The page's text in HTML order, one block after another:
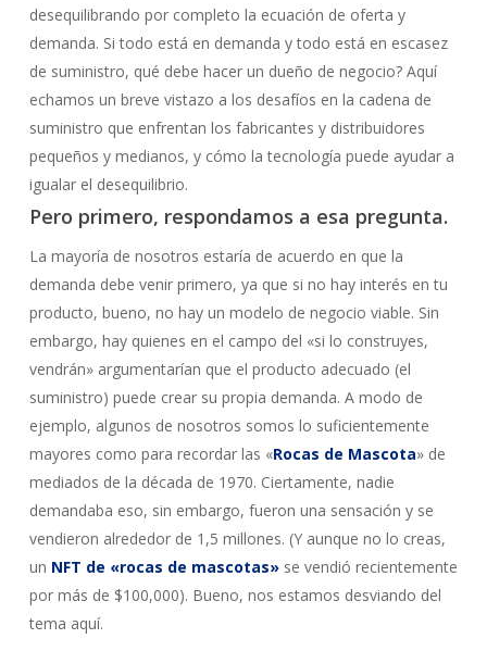
desequilibrando por completo la ecuación de oferta y
demanda. Si todo está en demanda y todo está en escasez
de suministro, qué debe hacer un dueño de negocio? Aquí
echamos un breve vistazo a los desafíos en la cadena de
suministro que enfrentan los fabricantes y distribuidores
pequeños y medianos, y cómo la tecnología puede ayudar a
igualar el desequilibrio.
Pero primero, respondamos a esa pregunta.
La mayoría de nosotros estaría de acuerdo en que la
demanda debe venir primero, ya que si no hay interés en tu
producto, bueno, no hay un modelo de negocio viable. Sin
embargo, hay quienes en el campo del «si lo construyes,
vendrán» argumentarían que el producto adecuado (el
suministro) puede crear su propia demanda. A modo de
ejemplo, algunos de nosotros somos lo suficientemente
mayores como para recordar las «Rocas de Mascota» de
mediados de la década de 1970. Ciertamente, nadie
demandaba eso, sin embargo, fueron una sensación y se
vendieron alrededor de 1,5 millones. (Y aunque no lo creas,
un NFT de «rocas de mascotas»se vendió recientemente
por más de $100,000). Bueno, nos estamos desviando del
tema aquí.